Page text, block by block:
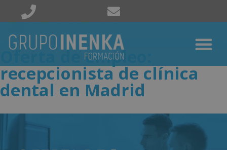
Oferta de empleo:
recepcionista de clínica
dental en Madrid